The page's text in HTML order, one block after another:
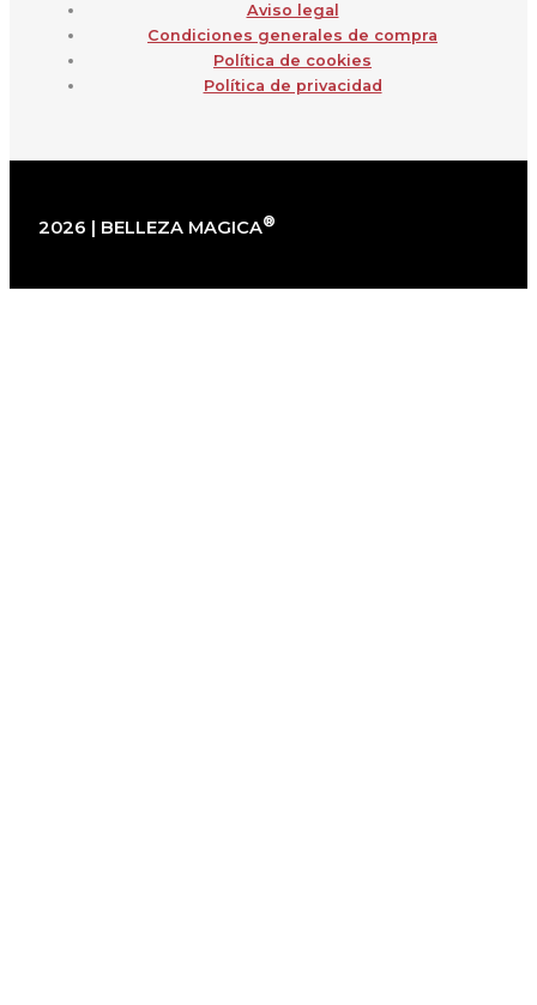
Aviso legal
Condiciones generales de compra
Política de cookies
Política de privacidad
2026 | BELLEZA MAGICA®